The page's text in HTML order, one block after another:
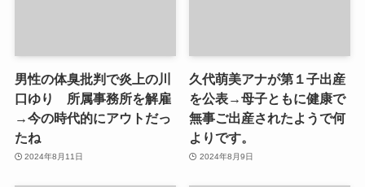
男性の体臭批判で炎上の川
口ゆり 所属事務所を解雇
→今の時代的にアウトだっ
たね
2024年8月11日
久代萌美アナが第１子出産
を公表→母子ともに健康で
無事ご出産されたようで何
よりです。
2024年8月9日